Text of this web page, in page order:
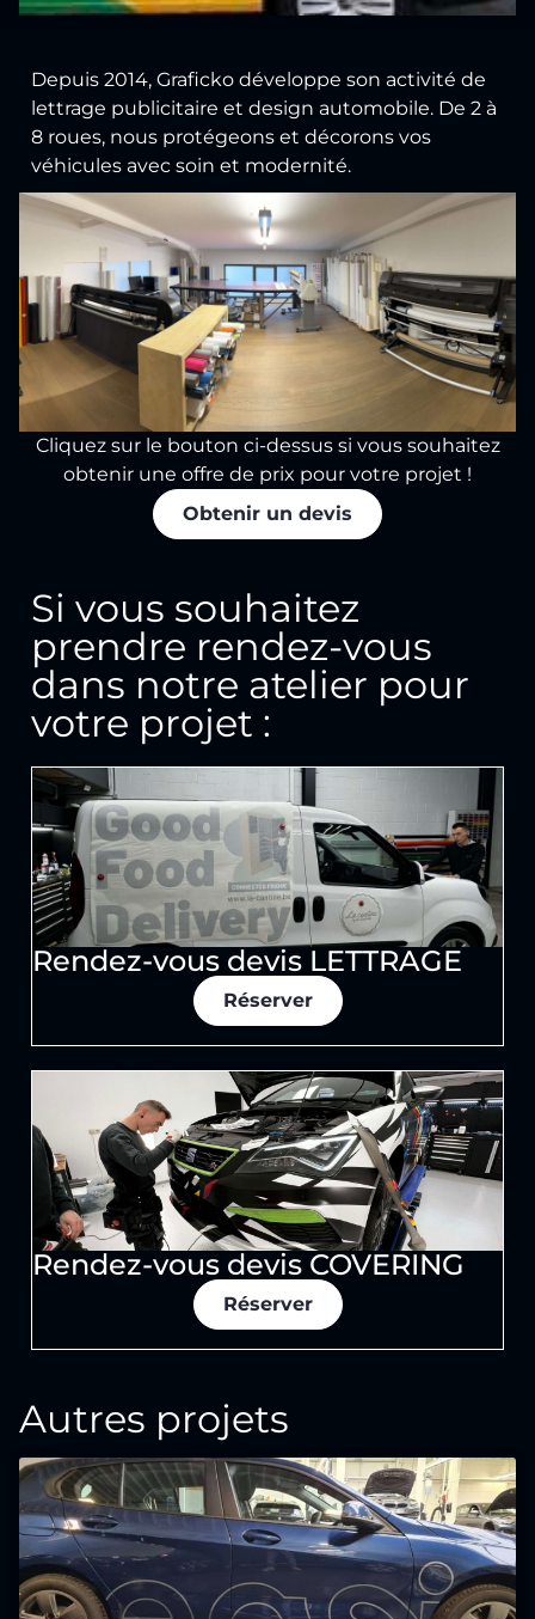
Depuis 2014, Graficko développe son activité de
lettrage publicitaire et design automobile. De 2 à
8 roues, nous protégeons et décorons vos
véhicules avec soin et modernité.
Cliquez sur le bouton ci-dessus si vous souhaitez
obtenir une offre de prix pour votre projet !
Obtenir un devis
Si vous souhaitez
prendre rendez-vous
dans notre atelier pour
votre projet :
Rendez-vous devis LETTRAGE
Réserver
Rendez-vous devis COVERING
Réserver
Autres projets